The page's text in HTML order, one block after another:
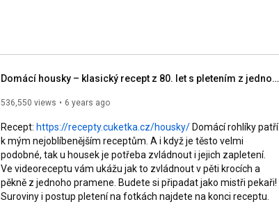
Domácí housky – klasický recept z 80. let s pletením z jednoho pramene
536,550 views 6 years ago
https://recepty.cuketka.cz/housky/ Domácí rohlíky patří
k mým nejoblíbenějším receptům. A i když je těsto velmi
podobné, tak u housek je potřeba zvládnout i jejich zapletení.
Ve videoreceptu vám ukážu jak to zvládnout v pěti krocích a
pěkně z jednoho pramene. Budete si připadat jako mistři pekaři!
Suroviny i postup pletení na fotkách najdete na konci receptu.